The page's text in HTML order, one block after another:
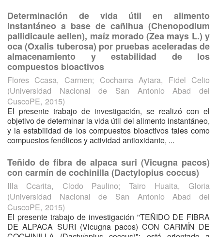
Determinación de vida útil en alimento
instantáneo a base de cañihua (Chenopodium
pallidicaule aellen), maíz morado (Zea mays L.) y
oca (Oxalis tuberosa) por pruebas aceleradas de
almacenamiento y estabilidad de los
compuestos bioactivos
Flores Ccasa, Carmen; Cochama Aytara, Fidel Celio
(Universidad Nacional de San Antonio Abad del
CuscoPE, 2015)
El presente trabajo de investigación, se realizó con el
objetivo de determinar la vida útil del alimento instantáneo,
y la estabilidad de los compuestos bioactivos tales como
compuestos fenólicos y actividad antioxidante, ...
Teñido de fibra de alpaca suri (Vicugna pacos)
con carmín de cochinilla (Dactylopius coccus)
Illa Ccarita, Clodo Paulino;Tairo Huaita, Gloria
(Universidad Nacional de San Antonio Abad del
CuscoPE, 2015)
El presente trabajo de investigación ''TEÑIDO DE FIBRA
DE ALPACA SURI (Vicugna pacos) CON CARMÍN DE